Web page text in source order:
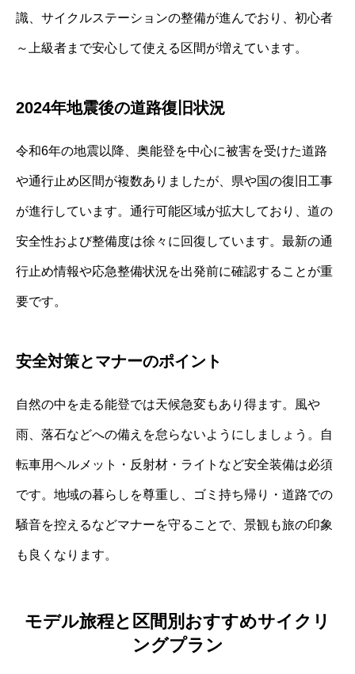
識、サイクルステーションの整備が進んでおり、初心者
～上級者まで安心して使える区間が増えています。
2024年地震後の道路復旧状況
令和6年の地震以降、奥能登を中心に被害を受けた道路
や通行止め区間が複数ありましたが、県や国の復旧工事
が進行しています。通行可能区域が拡大しており、道の
安全性および整備度は徐々に回復しています。最新の通
行止め情報や応急整備状況を出発前に確認することが重
要です。
安全対策とマナーのポイント
自然の中を走る能登では天候急変もあり得ます。風や
雨、落石などへの備えを怠らないようにしましょう。自
転車用ヘルメット・反射材・ライトなど安全装備は必須
です。地域の暮らしを尊重し、ゴミ持ち帰り・道路での
騒音を控えるなどマナーを守ることで、景観も旅の印象
も良くなります。
モデル旅程と区間別おすすめサイクリ
ングプラン